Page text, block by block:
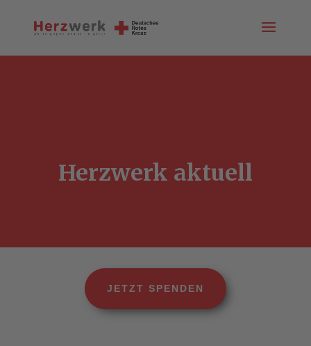
Herzwerk aktuell
JETZT SPENDEN